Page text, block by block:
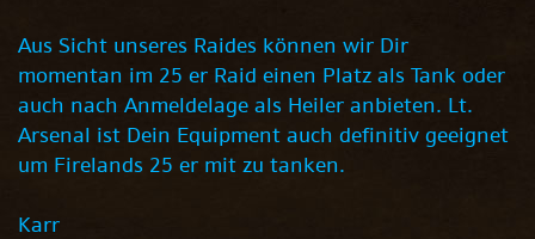
Aus Sicht unseres Raides können wir Dir
momentan im 25 er Raid einen Platz als Tank oder
auch nach Anmeldelage als Heiler anbieten. Lt.
Arsenal ist Dein Equipment auch definitiv geeignet
um Firelands 25 er mit zu tanken.
Karr